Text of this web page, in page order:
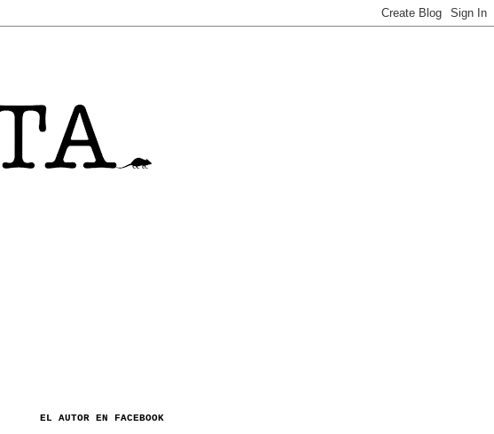
EL AUTOR EN FACEBOOK